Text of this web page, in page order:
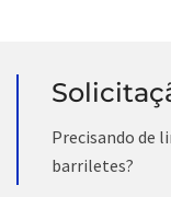
Precisando de
barriletes?